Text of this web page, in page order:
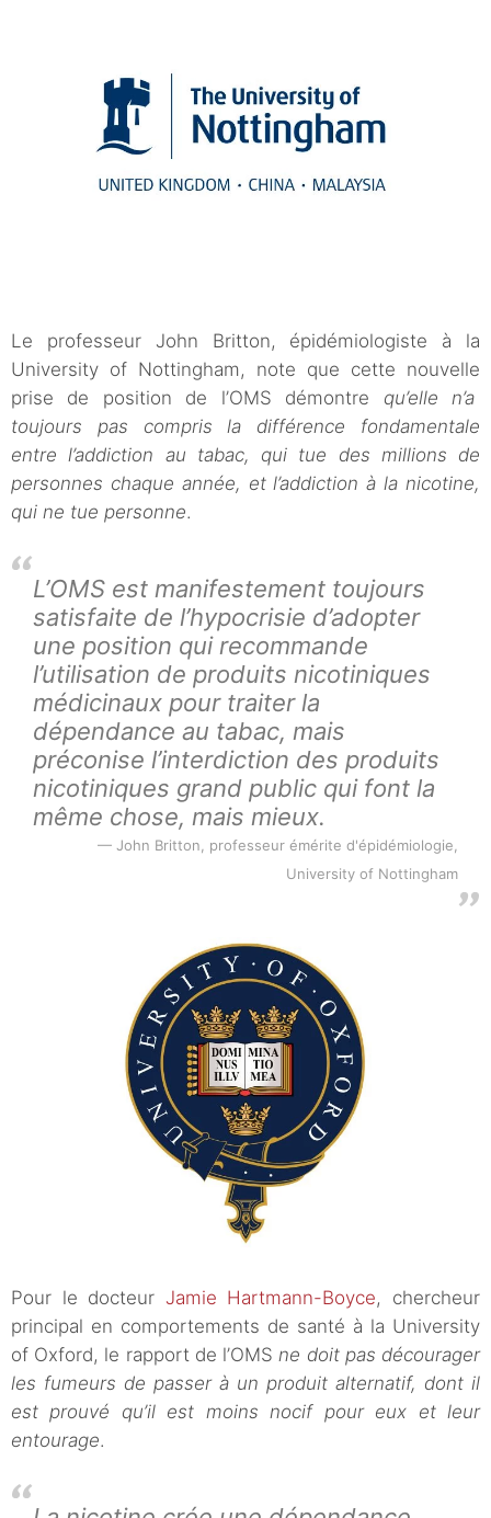
Le professeur John Britton, épidémiologiste à la
University of Nottingham, note que cette nouvelle
prise de position de l’OMS démontre qu’elle n’a
toujours pas compris la différence fondamentale
entre l’addiction au tabac, qui tue des millions de
personnes chaque année, et l’addiction à la nicotine,
qui ne tue personne.
L’OMS est manifestement toujours
satisfaite de l’hypocrisie d’adopter
une position qui recommande
l’utilisation de produits nicotiniques
médicinaux pour traiter la
dépendance au tabac, mais
préconise l’interdiction des produits
nicotiniques grand public qui font la
même chose, mais mieux.
John Britton, professeur émérite d'épidémiologie,
University of Nottingham
Pour le docteur Jamie Hartmann-Boyce, chercheur
principal en comportements de santé à la University
of Oxford, le rapport de l’OMSne doit pas décourager
les fumeurs de passer à un produit alternatif, dont il
est prouvé qu’il est moins nocif pour eux et leur
entourage.